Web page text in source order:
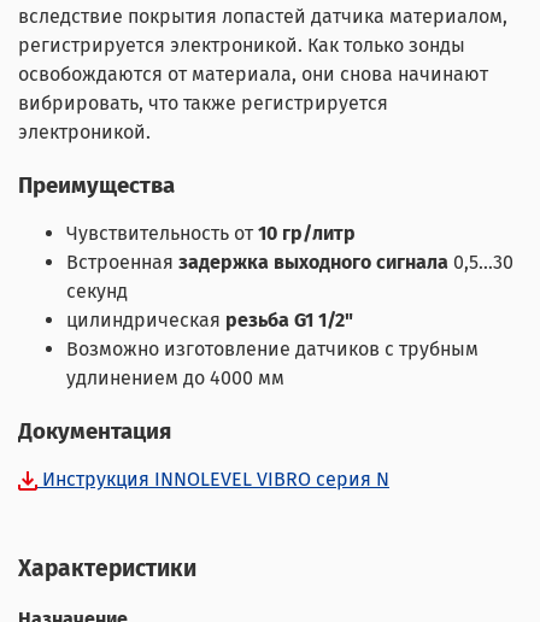
вследствие покрытия лопастей датчика материалом,
регистрируется электроникой. Как только зонды
освобождаются от материала, они снова начинают
вибрировать, что также регистрируется
электроникой.
Преимущества
Чувствительность от10 гр/литр
Встроенная задержка выходного сигнала 0,5…30
секунд
цилиндрическая резьба G1 1/2"
Возможно изготовление датчиков с трубным
удлинением до 4000 мм
Документация
Инструкция INNOLEVEL VIBRO серия N
Характеристики